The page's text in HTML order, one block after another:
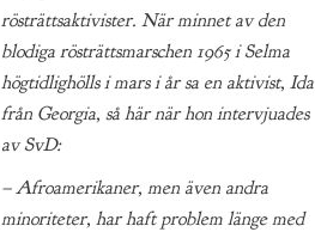
rösträttsaktivister. När minnet av den
blodiga rösträttsmarschen 1965 i Selma
högtidlighölls i mars i år sa en aktivist, Ida
från Georgia, så här när hon intervjuades
av SvD:
– Afroamerikaner, men även andra
minoriteter, har haft problem länge med